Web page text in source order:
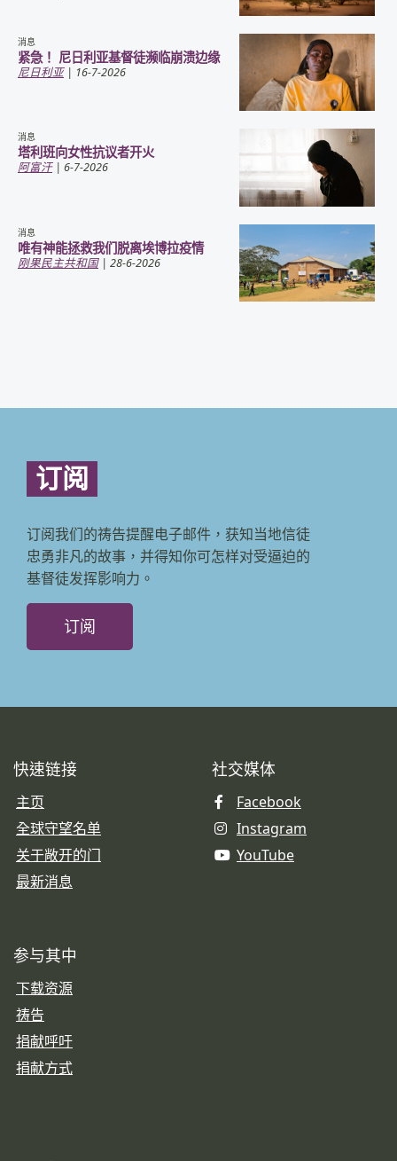
消息
紧急！ 尼日利亚基督徒濒临崩溃边缘
尼日利亚| 16-7-2026
消息
塔利班向女性抗议者开火
阿富汗| 6-7-2026
消息
唯有神能拯救我们脱离埃博拉疫情
刚果民主共和国| 28-6-2026
订阅
订阅我们的祷告提醒电子邮件，获知当地信徒
忠勇非凡的故事，并得知你可怎样对受逼迫的
基督徒发挥影响力。
订阅
快速链接
主页
全球守望名单
关于敞开的门
最新消息
社交媒体
Facebook
Instagram
YouTube
参与其中
下载资源
祷告
捐献呼吁
捐献方式